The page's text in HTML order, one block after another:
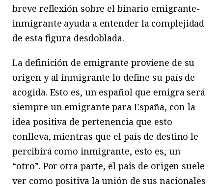
breve reflexión sobre el binario emigrante-
inmigrante ayuda a entender la complejidad
de esta figura desdoblada.
La definición de emigrante proviene de su
origen y al inmigrante lo define su país de
acogida. Esto es, un español que emigra será
siempre un emigrante para España, con la
idea positiva de pertenencia que esto
conlleva, mientras que el país de destino le
percibirá como inmigrante, esto es, un
“otro”. Por otra parte, el país de origen suele
ver como positiva la unión de sus nacionales